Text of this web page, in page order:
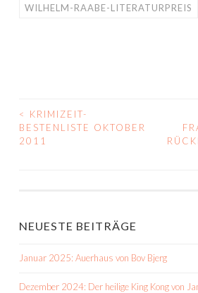
WILHELM-RAABE-LITERATURPREIS
BEITRAGS-
NAVIGATION
<
KRIMIZEIT-
BESTENLISTE OKTOBER
2011
NEUESTE BEITRÄGE
Januar 2025: Auerhaus von Bov Bjerg
Dezember 2024: Der heilige King Kong von